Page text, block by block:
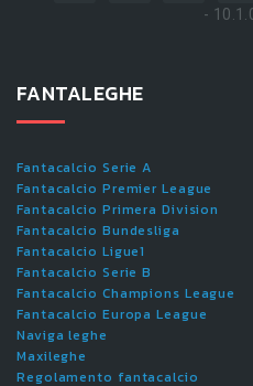
-
FANTALEGHE
Fantacalcio Serie A
Fantacalcio Premier League
Fantacalcio Primera Division
Fantacalcio Bundesliga
Fantacalcio Ligue1
Fantacalcio Serie B
Fantacalcio Champions League
Fantacalcio Europa League
Naviga leghe
Maxileghe
Regolamento fantacalcio